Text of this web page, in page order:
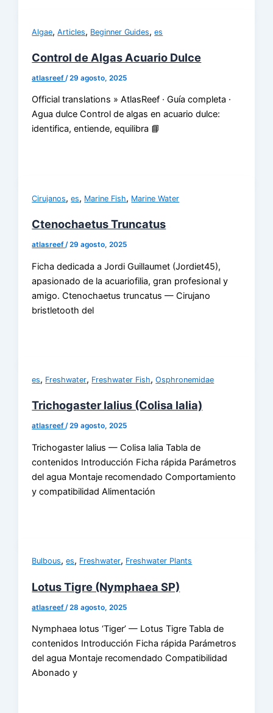
Algae,Articles, Beginner Guides,es
Control de Algas Acuario Dulce
atlasreef /29 agosto, 2025
Official translations » AtlasReef · Guía completa ·
Agua dulce Control de algas en acuario dulce:
identifica, entiende, equilibra 📘
Cirujanos,es, Marine Fish, Marine Water
Ctenochaetus Truncatus
atlasreef/29 agosto, 2025
Ficha dedicada a Jordi Guillaumet (Jordiet45),
apasionado de la acuariofilia, gran profesional y
amigo. Ctenochaetus truncatus — Cirujano
bristletooth del
es, Freshwater, Freshwater Fish,Osphronemidae
Trichogaster lalius (Colisa lalia)
atlasreef/29 agosto, 2025
Trichogaster lalius — Colisa lalia Tabla de
contenidos Introducción Ficha rápida Parámetros
del agua Montaje recomendado Comportamiento
y compatibilidad Alimentación
Bulbous,es, Freshwater, Freshwater Plants
Lotus Tigre (Nymphaea SP)
atlasreef /28 agosto, 2025
Nymphaea lotus ‘Tiger’ — Lotus Tigre Tabla de
contenidos Introducción Ficha rápida Parámetros
del agua Montaje recomendado Compatibilidad
Abonado y